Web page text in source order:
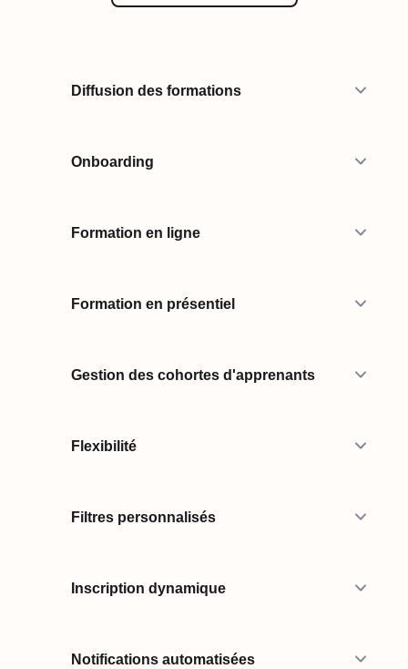
Diffusion des formations
Onboarding
Formation en ligne
Formation en présentiel
Gestion des cohortes d'apprenants
Flexibilité
Filtres personnalisés
Inscription dynamique
Notifications automatisées